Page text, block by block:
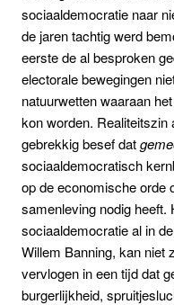
sociaaldemocratie naar
de jaren tachtig werd
eerste de al besproken
electorale bewegingen
natuurwetten waaraan
kon worden. Realiteitszin
gebrekkig besef dat
sociaaldemocratisch
op de economische orde
samenleving nodig heeft.
sociaaldemocratie al in
Willem Banning, kan niet
vervlogen in een tijd dat
burgerlijkheid,